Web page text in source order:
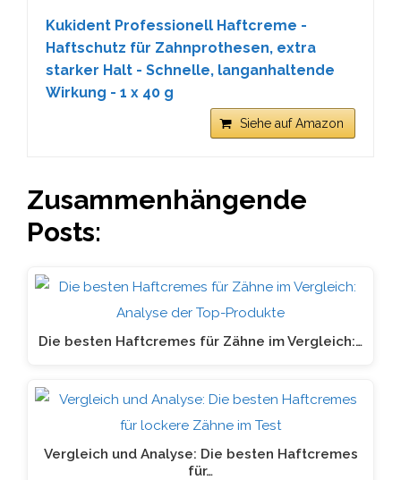
Kukident Professionell Haftcreme -
Haftschutz für Zahnprothesen, extra
starker Halt - Schnelle, langanhaltende
Wirkung - 1 x 40 g
Siehe auf Amazon
Zusammenhängende
Posts:
Die besten Haftcremes für Zähne im Vergleich:…
Vergleich und Analyse: Die besten Haftcremes
für…